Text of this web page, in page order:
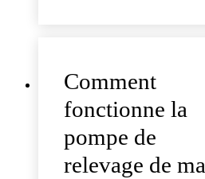
Comment
fonctionne la
pompe de
relevage de ma